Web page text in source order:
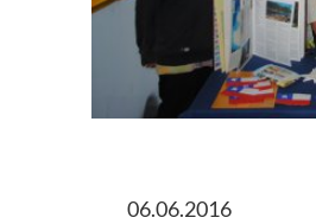
06.06.2016